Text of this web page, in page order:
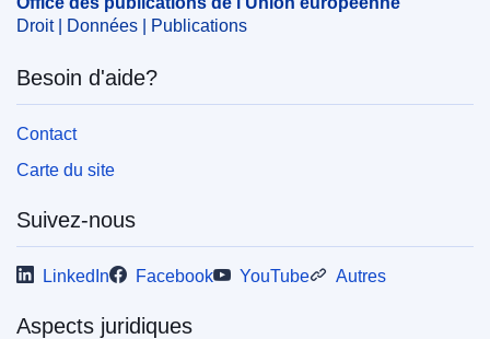
Droit | Données | Publications
Besoin d'aide?
Contact
Carte du site
Suivez-nous
LinkedIn Facebook YouTube Autres
Aspects juridiques